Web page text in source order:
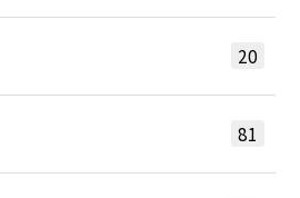
20
81